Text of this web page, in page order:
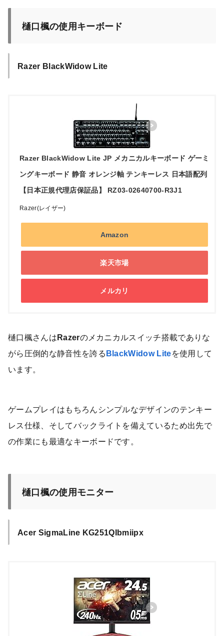
樋口楓の使用キーボード
Razer BlackWidow Lite
Razer BlackWidow Lite JP メカニカルキーボード ゲーミ
ングキーボード 静音 オレンジ軸 テンキーレス 日本語配列
【日本正規代理店保証品】 RZ03-02640700-R3J1
Razer(レイザー)
Amazon
楽天市場
メルカリ
樋口楓さんは Razerのメカニカルスイッチ搭載でありな
がら圧倒的な静音性を誇る BlackWidow Liteを使用して
います。
ゲームプレイはもちろんシンプルなデザインのテンキー
レス仕様、そしてバックライトを備えているため出先で
の作業にも最適なキーボードです。
樋口楓の使用モニター
Acer SigmaLine KG251QIbmiipx